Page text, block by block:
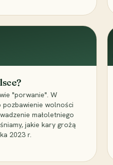
"porwanie". W
wolności
małoletniego
jakie kary grożą
2023 r.